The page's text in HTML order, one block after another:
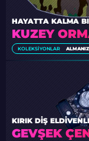
KUZEY
HAYATTA KALMA
KOLEKSIYONLAR
GEVŞEK
KIRIK DIŞ